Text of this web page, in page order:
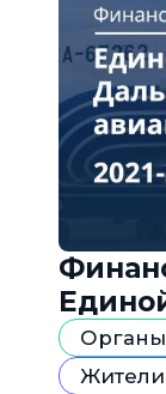
Органы